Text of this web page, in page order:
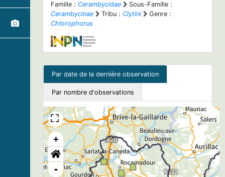
Famille : Cerambycidae
Sous-Famille :
Cerambycinae
Tribu : Clytini
Genre :
Chlorophorus
Par date de la dernière observation
Par nombre d'observations
+
-